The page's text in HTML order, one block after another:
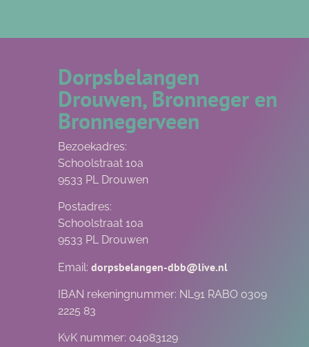
Dorpsbelangen
Drouwen, Bronneger en
Bronnegerveen
Bezoekadres:
Schoolstraat 10a
9533 PL Drouwen
Postadres:
Schoolstraat 10a
9533 PL Drouwen
Email: dorpsbelangen-dbb@live.nl
IBAN rekeningnummer: NL91 RABO 0309
2225 83
KvK nummer: 04083129